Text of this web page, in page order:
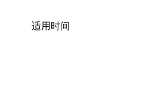
适用时间